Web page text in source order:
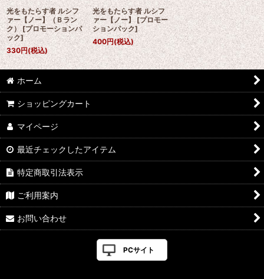
絞り込む
光をもたらす者 ルシフ
ァー【ノー】（Ｂラン
ク） [プロモーションパ
ック]
330円(税込)
光をもたらす者 ルシフ
ァー【ノー】 [プロモー
ションパック]
400円(税込)
ホーム
ショッピングカート
マイページ
最近チェックしたアイテム
特定商取引法表示
ご利用案内
お問い合わせ
PCサイト